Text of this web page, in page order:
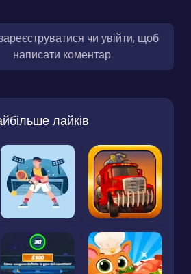
чи увійти, щоб
написати коментар
лайків